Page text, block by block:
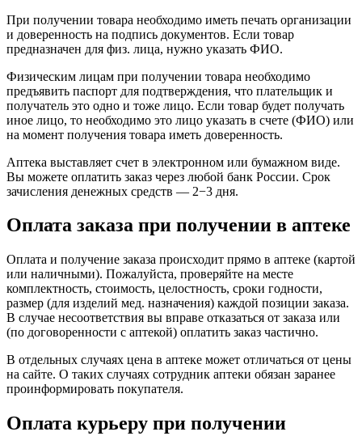
При получении товара необходимо иметь печать организации
и доверенность на подпись документов. Если товар
предназначен для физ. лица, нужно указать ФИО.
Физическим лицам при получении товара необходимо
предъявить паспорт для подтверждения, что плательщик и
получатель это одно и тоже лицо. Если товар будет получать
иное лицо, то необходимо это лицо указать в счете (ФИО) или
на момент получения товара иметь доверенность.
Аптека выставляет счет в электронном или бумажном виде.
Вы можете оплатить заказ через любой банк России. Срок
зачисления денежных средств — 2−3 дня.
Оплата заказа при получении в аптеке
Оплата и получение заказа происходит прямо в аптеке (картой
или наличными). Пожалуйста, проверяйте на месте
комплектность, стоимость, целостность, сроки годности,
размер (для изделий мед. назначения) каждой позиции заказа.
В случае несоответствия вы вправе отказаться от заказа или
(по договоренности с аптекой) оплатить заказ частично.
В отдельных случаях цена в аптеке может отличаться от цены
на сайте. О таких случаях сотрудник аптеки обязан заранее
проинформировать покупателя.
Оплата курьеру при получении